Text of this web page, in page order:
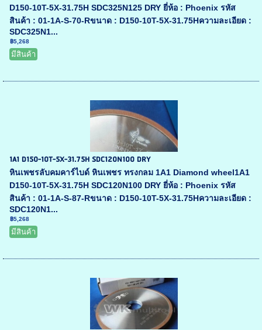
D150-10T-5X-31.75H SDC325N125 DRY ยี่ห้อ : Phoenix รหัส
สินค้า : 01-1A-S-70-Rขนาด : D150-10T-5X-31.75Hความละเอียด :
SDC325N1...
฿5,268
มีสินค้า
1A1 D150-10T-5X-31.75H SDC120N100 DRY
หินเพชรลับคมคาร์ไบด์ หินเพชร ทรงกลม 1A1 Diamond wheel1A1
D150-10T-5X-31.75H SDC120N100 DRY ยี่ห้อ : Phoenix รหัส
สินค้า : 01-1A-S-87-Rขนาด : D150-10T-5X-31.75Hความละเอียด :
SDC120N1...
฿5,268
มีสินค้า